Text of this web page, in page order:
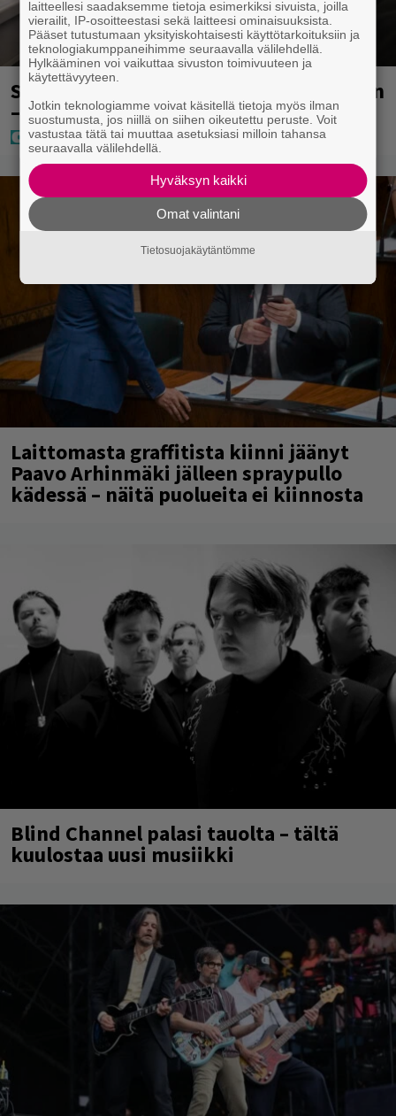
Sampo Kaulanen sai oudon tulehduksen
– makaa hoitolaitteessa nytkähdellen
Laittomasta graffitista kiinni jäänyt
Paavo Arhinmäki jälleen spraypullo
kädessä – näitä puolueita ei kiinnosta
Blind Channel palasi tauolta – tältä
kuulostaa uusi musiikki
laitteellesi saadaksemme tietoja esimerkiksi sivuista, joilla
vierailit, IP-osoitteestasi sekä laitteesi ominaisuuksista.
Pääset tutustumaan yksityiskohtaisesti käyttötarkoituksiin ja
teknologiakumppaneihimme seuraavalla välilehdellä.
Hylkääminen voi vaikuttaa sivuston toimivuuteen ja
käytettävyyteen.
Jotkin teknologiamme voivat käsitellä tietoja myös ilman
suostumusta, jos niillä on siihen oikeutettu peruste. Voit
vastustaa tätä tai muuttaa asetuksiasi milloin tahansa
seuraavalla välilehdellä.
Hyväksyn kaikki
Omat valintani
Tietosuojakäytäntömme